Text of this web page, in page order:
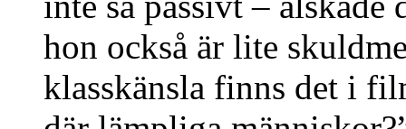
hon också är lite
klasskänsla finns det i